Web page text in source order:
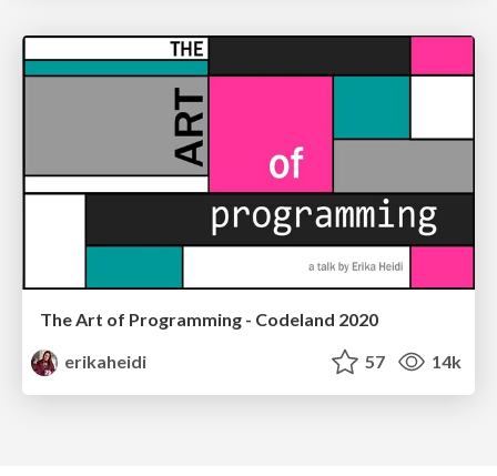
The Art of Programming - Codeland 2020
erikaheidi
57 14k